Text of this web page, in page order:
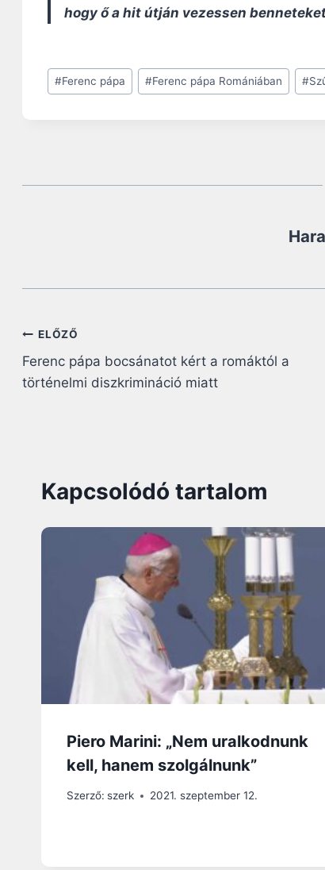
hogy ő a hit útján vezessen
Post
Tags:
#Ferenc pápa #Ferenc pápa Romániában #
Bejegyzés
navigáció
ELŐZŐ
Ferenc pápa bocsánatot kért a romáktól a
történelmi diszkrimináció miatt
Kapcsolódó tartalom
Piero Marini: „Nem uralkodnunk
kell, hanem szolgálnunk”
Szerző: szerk 2021. szeptember 12.